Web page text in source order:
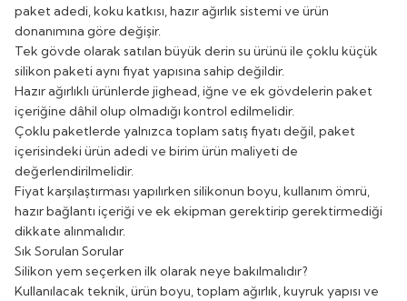
paket adedi, koku katkısı, hazır ağırlık sistemi ve ürün
donanımına göre değişir.
Tek gövde olarak satılan büyük derin su ürünü ile çoklu küçük
silikon paketi aynı fiyat yapısına sahip değildir.
Hazır ağırlıklı ürünlerde jighead, iğne ve ek gövdelerin paket
içeriğine dâhil olup olmadığı kontrol edilmelidir.
Çoklu paketlerde yalnızca toplam satış fiyatı değil, paket
içerisindeki ürün adedi ve birim ürün maliyeti de
değerlendirilmelidir.
Fiyat karşılaştırması yapılırken silikonun boyu, kullanım ömrü,
hazır bağlantı içeriği ve ek ekipman gerektirip gerektirmediği
dikkate alınmalıdır.
Sık Sorulan Sorular
Silikon yem seçerken ilk olarak neye bakılmalıdır?
Kullanılacak teknik, ürün boyu, toplam ağırlık, kuyruk yapısı ve